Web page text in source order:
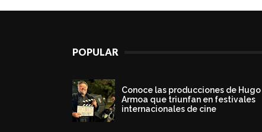
POPULAR
Conoce las producciones de Hugo
Armoa que triunfan en festivales
internacionales de cine